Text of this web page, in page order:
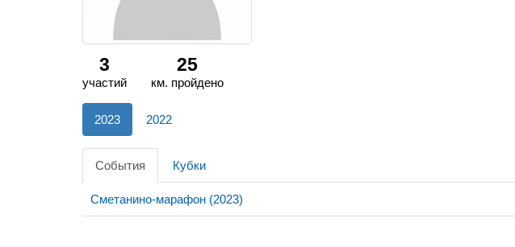
3
участий
25
км. пройдено
2023 2022
События Кубки
Сметанино-марафон (2023)